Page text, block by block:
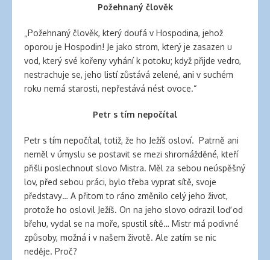
Požehnaný člověk
„Požehnaný člověk, který doufá v Hospodina, jehož
oporou je Hospodin! Je jako strom, který je zasazen u
vod, který své kořeny vyhání k potoku; když přijde vedro,
nestrachuje se, jeho listí zůstává zelené, ani v suchém
roku nemá starosti, nepřestává nést ovoce.“
Petr s tím nepočítal
Petr s tím nepočítal, totiž, že ho Ježíš osloví. Patrně ani
neměl v úmyslu se postavit se mezi shromážděné, kteří
přišli poslechnout slovo Mistra. Měl za sebou neúspěšný
lov, před sebou práci, bylo třeba vyprat sítě, svoje
představy… A přitom to ráno změnilo celý jeho život,
protože ho oslovil Ježíš. On na jeho slovo odrazil loď od
břehu, vydal se na moře, spustil sítě… Mistr má podivné
způsoby, možná i v našem životě. Ale zatím se nic
neděje. Proč?